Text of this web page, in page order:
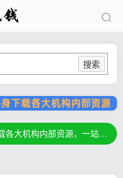
搜索
基地，最新最强网赚教程大全，小投入，大回报！
基地，最新最强网赚教程大全，小投入，大回报！